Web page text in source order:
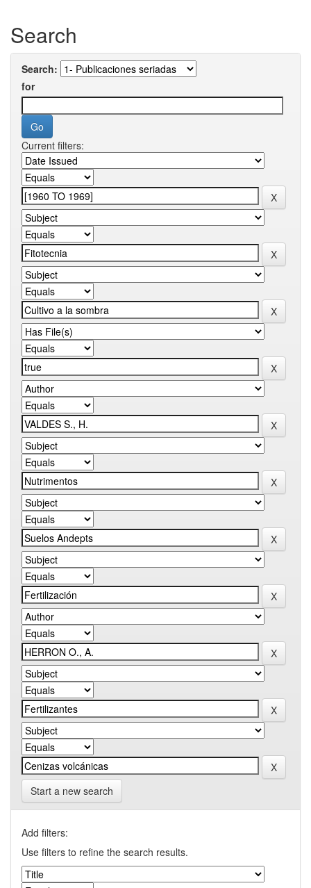
Search
Search:
for
Current filters:
Start a new search
Add filters:
Use filters to refine the search results.